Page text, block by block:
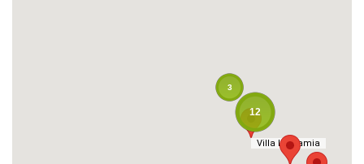
Villa La Samia
3
12
Villa La Samia